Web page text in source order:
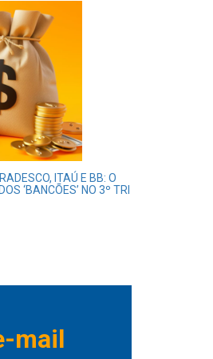
ITAÚ E BB: O
‘BANCÕES’ NO 3º TRI
mail